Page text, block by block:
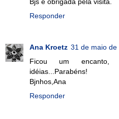
Bjs e obrigada pela visita.
Responder
Ana Kroetz 31 de maio
Ficou um
idéias...Parabéns!
Bjnhos,Ana
Responder